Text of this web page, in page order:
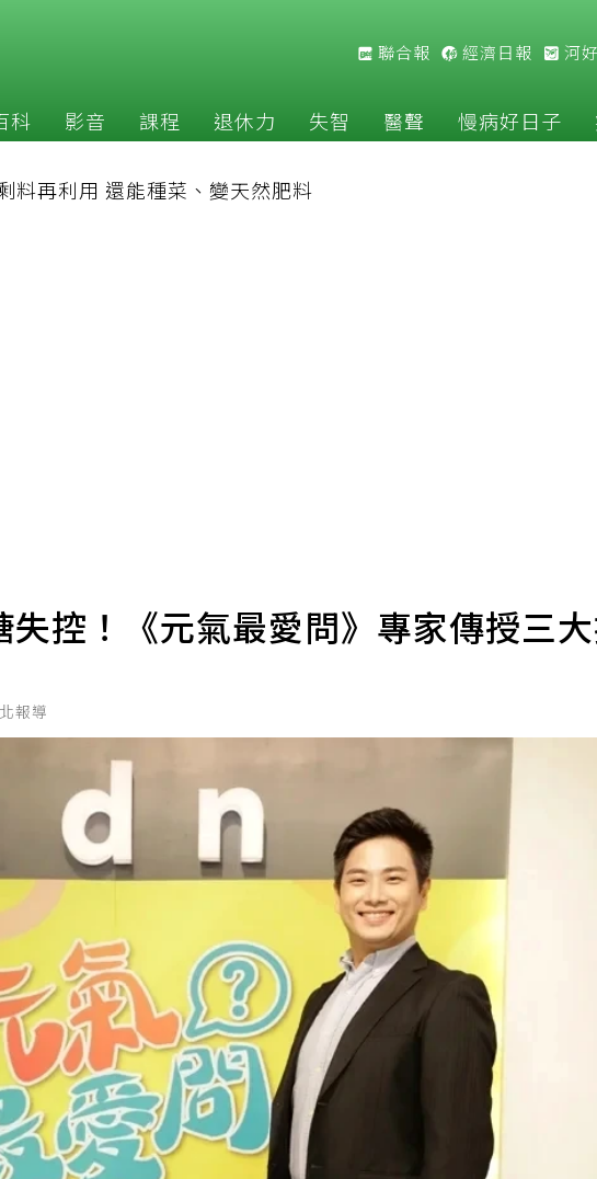
聯合報 經濟日報 河
科 影音 課程 退休力 失智 醫聲 慢病好日子
料再利用 還能種菜、變天然肥料
失控！《元氣最愛問》專家傳授三
報導